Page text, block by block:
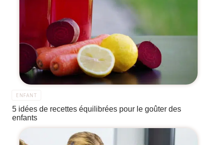
ENFANT
5 idées de recettes équilibrées pour le goûter des
enfants